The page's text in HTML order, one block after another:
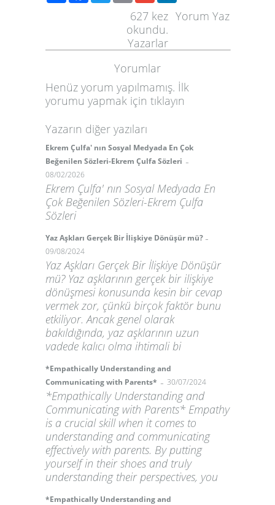
Yorum Yaz
627 kez
okundu.
Yazarlar
Yorumlar
Henüz yorum yapılmamış. İlk
yorumu yapmak için tıklayın
Yazarın diğer yazıları
Ekrem Çulfa' nın Sosyal Medyada En Çok
Beğenilen Sözleri-Ekrem Çulfa Sözleri -
08/02/2026
Ekrem Çulfa' nın Sosyal Medyada En
Çok Beğenilen Sözleri-Ekrem Çulfa
Sözleri
Yaz Aşkları Gerçek Bir İlişkiye Dönüşür mü? -
09/08/2024
Yaz Aşkları Gerçek Bir İlişkiye Dönüşür
mü? Yaz aşklarının gerçek bir ilişkiye
dönüşmesi konusunda kesin bir cevap
vermek zor, çünkü birçok faktör bunu
etkiliyor. Ancak genel olarak
bakıldığında, yaz aşklarının uzun
vadede kalıcı olma ihtimali bi
*Empathically Understanding and
Communicating with Parents* - 30/07/2024
*Empathically Understanding and
Communicating with Parents* Empathy
is a crucial skill when it comes to
understanding and communicating
effectively with parents. By putting
yourself in their shoes and truly
understanding their perspectives, you
*Empathically Understanding and